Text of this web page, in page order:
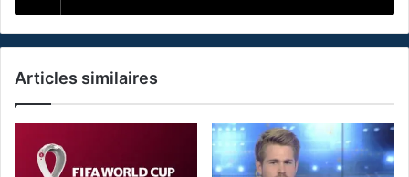
Articles similaires